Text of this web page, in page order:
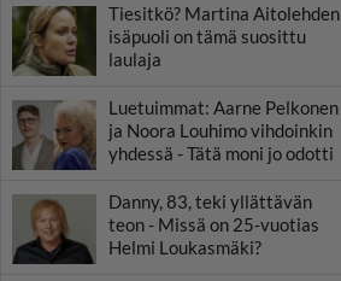
Tiesitkö? Martina Aitolehden
isäpuoli on tämä suosittu
laulaja
Luetuimmat: Aarne Pelkonen
ja Noora Louhimo vihdoinkin
yhdessä - Tätä moni jo odotti
Danny, 83, teki yllättävän
teon - Missä on 25-vuotias
Helmi Loukasmäki?